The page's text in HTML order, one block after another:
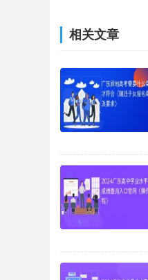
12日
车
说明：历史、
型既有选择题
2024第二次广
2024年第二次
生物学等6门，
具体考试时间安
相关文章